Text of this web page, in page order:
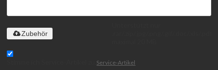
Zubehör
Service-Artikel